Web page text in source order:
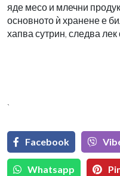
яде месо и млечни
основното ѝ хранене е
хапва сутрин, следва
`
Facebook
Whatsapp